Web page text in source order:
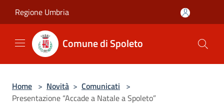
Regione Umbria
Comune di Spoleto
Home > Novità > Comunicati >
Presentazione “Accade a Natale a Spoleto”